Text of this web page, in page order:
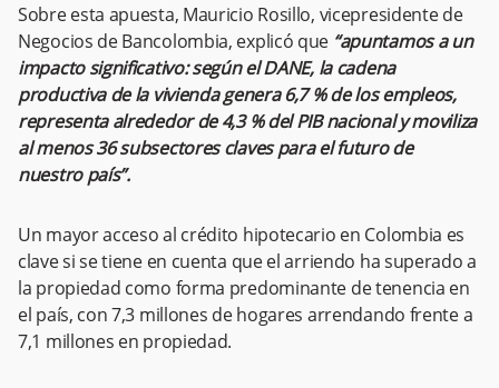
Sobre esta apuesta, Mauricio Rosillo, vicepresidente de
Negocios de Bancolombia, explicó que “apuntamos a un
impacto significativo: según el DANE, la cadena
productiva de la vivienda genera 6,7 % de los empleos,
representa alrededor de 4,3 % del PIB nacional y moviliza
al menos 36 subsectores claves para el futuro de
nuestro país”.
Un mayor acceso al crédito hipotecario en Colombia es
clave si se tiene en cuenta que el arriendo ha superado a
la propiedad como forma predominante de tenencia en
el país, con 7,3 millones de hogares arrendando frente a
7,1 millones en propiedad.